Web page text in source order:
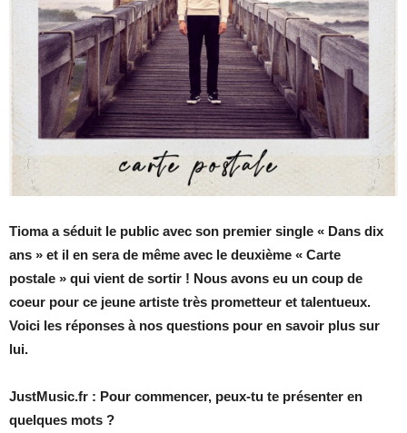
Tioma a séduit le public avec son premier single « Dans dix
ans » et il en sera de même avec le deuxième « Carte
postale » qui vient de sortir ! Nous avons eu un coup de
coeur pour ce jeune artiste très prometteur et talentueux.
Voici les réponses à nos questions pour en savoir plus sur
lui.
JustMusic.fr : Pour commencer, peux-tu te présenter en
quelques mots ?